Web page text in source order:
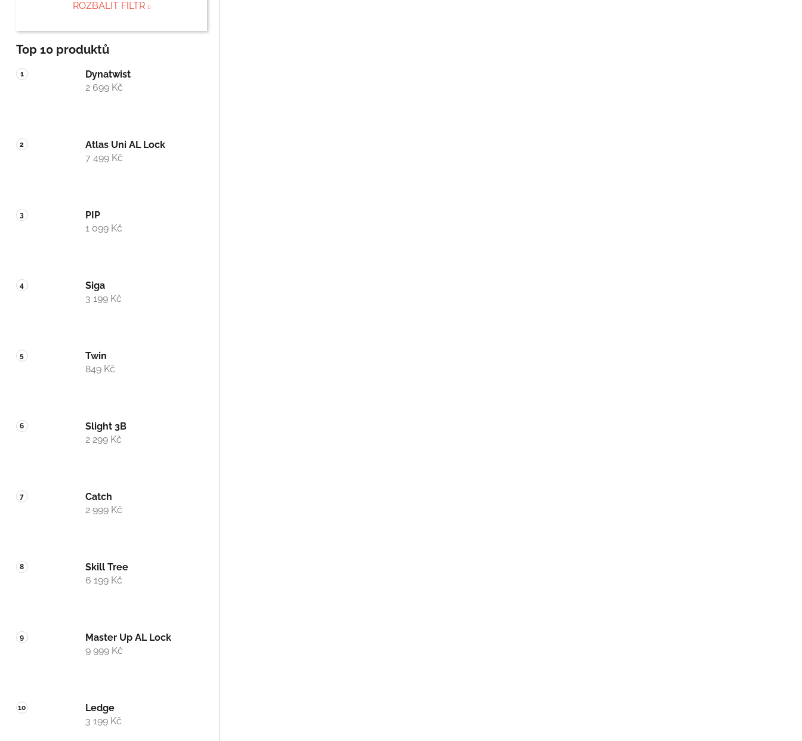
ROZBALIT FILTR
Top 10 produktů
Dynatwist
2 699 Kč
Atlas Uni AL Lock
7 499 Kč
PIP
1 099 Kč
Siga
3 199 Kč
Twin
849 Kč
Slight 3B
2 299 Kč
Catch
2 999 Kč
Skill Tree
6 199 Kč
Master Up AL Lock
9 999 Kč
Ledge
3 199 Kč